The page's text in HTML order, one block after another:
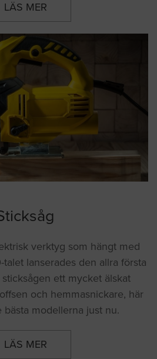
LÄS MER
verktyg som hängt med
lanserades den allra första
ett mycket älskat
och hemmasnickare, här
bästa modellerna just nu.
LÄS MER